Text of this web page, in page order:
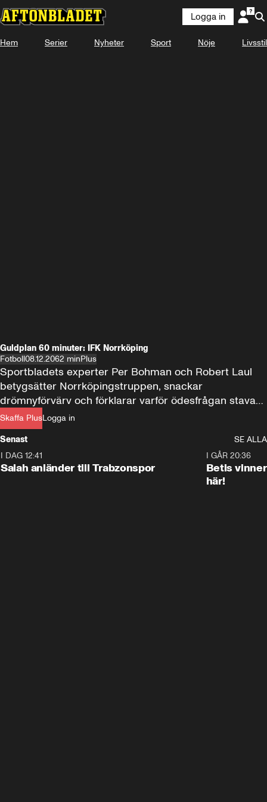
Logga in
Hem Serier Nyheter Sport Nöje Livsstil
Guldplan 60 minuter: IFK Norrköping
Fotboll08.12.2062 minPlus
Skaffa PlusLogga in
Sportbladets experter Per Bohman och Robert Laul
betygsätter Norrköpingstruppen, snackar
drömnyförvärv och förklarar varför ödesfrågan stavas
Peter Hunt
Senast
SE ALLA
I DAG 12:41
Salah anländer till Trabzonspor
I GÅR 20:36
Betis
här!